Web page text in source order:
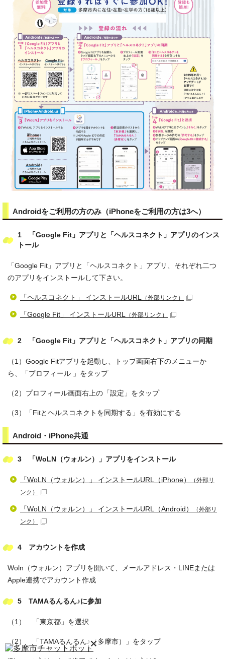
Androidをご利用の方のみ（iPhoneをご利用の方は3へ）
1 「Google Fit」アプリと「ヘルスコネクト」アプリのインス
トール
「Google Fit」アプリと「ヘルスコネクト」アプリ、それぞれ二つ
のアプリをインストールして下さい。
「ヘルスコネクト」 インストールURL （外部リンク）
「Google Fit」 インストールURL （外部リンク）
2 「Google Fit」アプリと「ヘルスコネクト」アプリの同期
（1）Google Fitアプリを起動し、トップ画面右下のメニューか
ら、「プロフィール 」をタップ
（2）プロフィール画面右上の「設定」をタップ
（3）「Fitとヘルスコネクトを同期する」を有効にする
Android・iPhone共通
3 「WoLN（ウォルン）」アプリをインストール
「WoLN（ウォルン）」 インストールURL（iPhone）
（外部リ
ンク）
「WoLN（ウォルン）」 インストールURL（Android）
（外部リ
ンク）
4 アカウントを作成
Woln（ウォルン）アプリを開いて、メールアドレス・LINEまたは
Apple連携でアカウント作成
5 TAMAるんるん♪に参加
（1） 「東京都」を選択
（2） 「TAMAるんるん♪（多摩市）」をタップ